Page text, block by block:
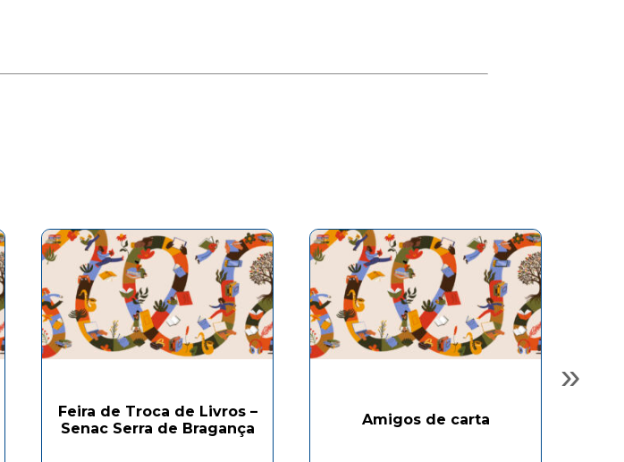
Feira de Troca de Livros –
Senac Serra de Bragança
Amigos de carta
»